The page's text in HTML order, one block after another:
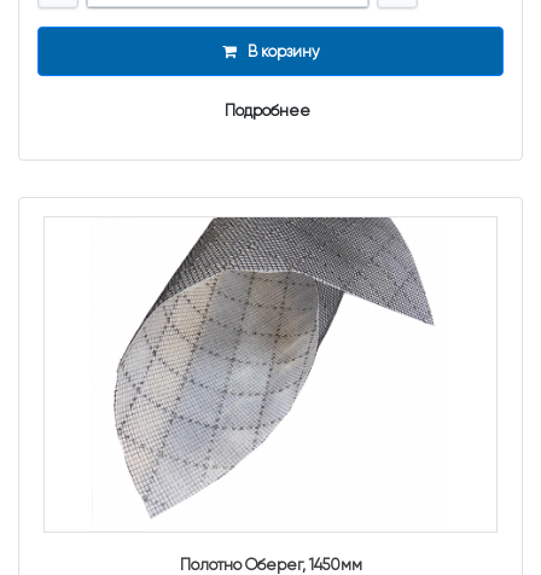
В корзину
Подробнее
Полотно Оберег, 1450мм